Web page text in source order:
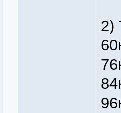
2)